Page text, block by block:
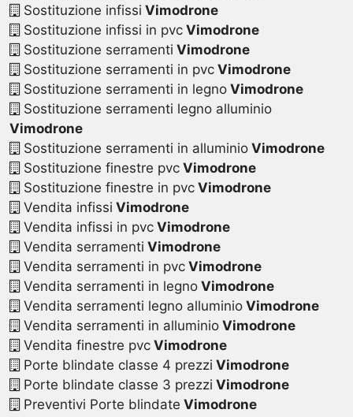
Sostituzione infissi Vimodrone
Sostituzione infissi in pvcVimodrone
Sostituzione serramenti Vimodrone
Sostituzione serramenti in pvcVimodrone
Sostituzione serramenti in legnoVimodrone
Sostituzione serramenti legno alluminio
Vimodrone
Sostituzione serramenti in alluminioVimodrone
Sostituzione finestre pvcVimodrone
Sostituzione finestre in pvcVimodrone
Vendita infissi Vimodrone
Vendita infissi in pvcVimodrone
Vendita serramenti Vimodrone
Vendita serramenti in pvcVimodrone
Vendita serramenti in legnoVimodrone
Vendita serramenti legno alluminioVimodrone
Vendita serramenti in alluminioVimodrone
Vendita finestre pvcVimodrone
Porte blindate classe 4 prezzi Vimodrone
Porte blindate classe 3 prezzi Vimodrone
Preventivi Porte blindate Vimodrone